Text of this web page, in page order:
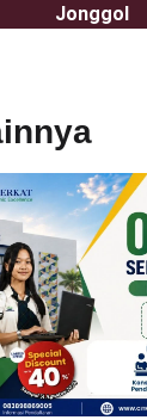
Jonggol